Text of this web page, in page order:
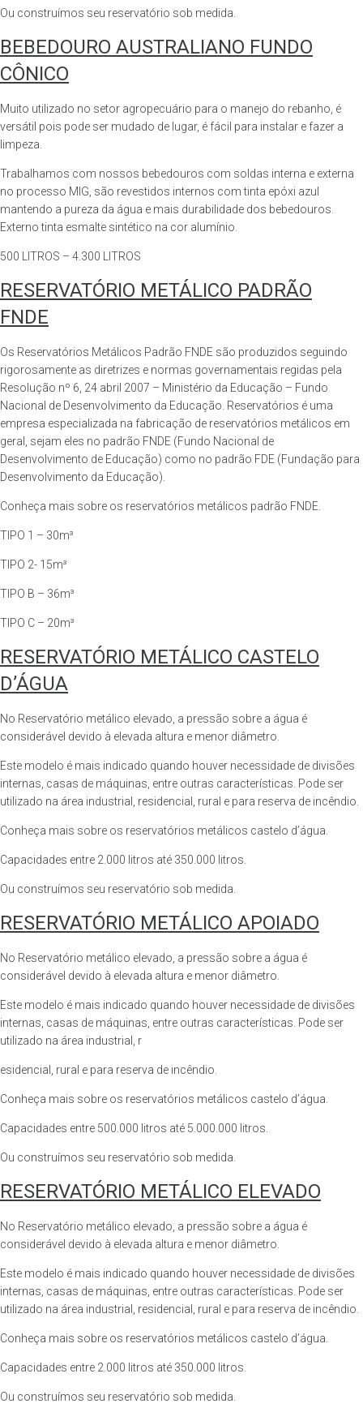
Ou construímos seu reservatório sob medida.
BEBEDOURO AUSTRALIANO FUNDO
CÔNICO
Muito utilizado no setor agropecuário para o manejo do rebanho, é
versátil pois pode ser mudado de lugar, é fácil para instalar e fazer a
limpeza.
Trabalhamos com nossos bebedouros com soldas interna e externa
no processo MIG, são revestidos internos com tinta epóxi azul
mantendo a pureza da água e mais durabilidade dos bebedouros.
Externo tinta esmalte sintético na cor alumínio.
500 LITROS – 4.300 LITROS
RESERVATÓRIO METÁLICO PADRÃO
FNDE
Os Reservatórios Metálicos Padrão FNDE são produzidos seguindo
rigorosamente as diretrizes e normas governamentais regidas pela
Resolução nº 6, 24 abril 2007 – Ministério da Educação – Fundo
Nacional de Desenvolvimento da Educação. Reservatórios é uma
empresa especializada na fabricação de reservatórios metálicos em
geral, sejam eles no padrão FNDE (Fundo Nacional de
Desenvolvimento de Educação) como no padrão FDE (Fundação para
Desenvolvimento da Educação).
Conheça mais sobre os reservatórios metálicos padrão FNDE.
TIPO 1 – 30m³
TIPO 2- 15m³
TIPO B – 36m³
TIPO C – 20m³
RESERVATÓRIO METÁLICO CASTELO
D’ÁGUA
No Reservatório metálico elevado, a pressão sobre a água é
considerável devido à elevada altura e menor diâmetro.
Este modelo é mais indicado quando houver necessidade de divisões
internas, casas de máquinas, entre outras características. Pode ser
utilizado na área industrial, residencial, rural e para reserva de incêndio.
Conheça mais sobre os reservatórios metálicos castelo d’água.
Capacidades entre 2.000 litros até 350.000 litros.
Ou construímos seu reservatório sob medida.
RESERVATÓRIO METÁLICO APOIADO
No Reservatório metálico elevado, a pressão sobre a água é
considerável devido à elevada altura e menor diâmetro.
Este modelo é mais indicado quando houver necessidade de divisões
internas, casas de máquinas, entre outras características. Pode ser
utilizado na área industrial, r
esidencial, rural e para reserva de incêndio.
Conheça mais sobre os reservatórios metálicos castelo d’água.
Capacidades entre 500.000 litros até 5.000.000 litros.
Ou construímos seu reservatório sob medida.
RESERVATÓRIO METÁLICO ELEVADO
No Reservatório metálico elevado, a pressão sobre a água é
considerável devido à elevada altura e menor diâmetro.
Este modelo é mais indicado quando houver necessidade de divisões
internas, casas de máquinas, entre outras características. Pode ser
utilizado na área industrial, residencial, rural e para reserva de incêndio.
Conheça mais sobre os reservatórios metálicos castelo d’água.
Capacidades entre 2.000 litros até 350.000 litros.
Ou construímos seu reservatório sob medida.